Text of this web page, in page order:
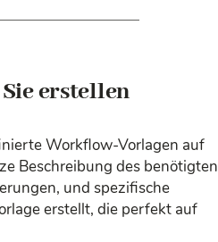
erstellen
Workflow-Vorlagen auf
Beschreibung des benötigten
und spezifische
erstellt, die perfekt auf